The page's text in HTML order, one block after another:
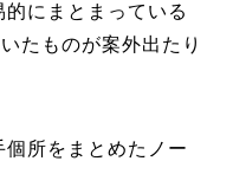
にまとまっている
たものが案外出たり
所をまとめたノー